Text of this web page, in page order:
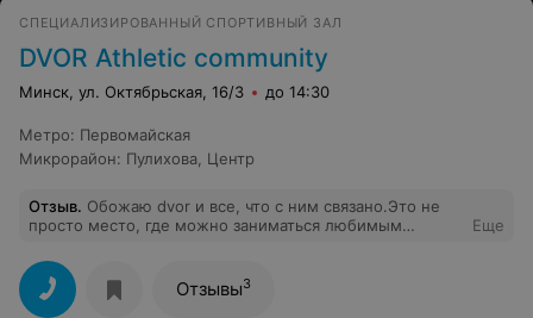
прекрасно!
СПЕЦИАЛИЗИРОВАННЫЙ СПОРТИВНЫЙ ЗАЛ
DVOR Athletic community
Минск, ул. Октябрьская, 16/3 до 14:30
Метро: Первомайская
Микрорайон: Пулихова Центр
Отзыв. Обожаю dvor и все, что с ним связано.Это не
просто место, где можно заниматься любимым
ребята и "своя" тусовка.
Еще
Отзывы3